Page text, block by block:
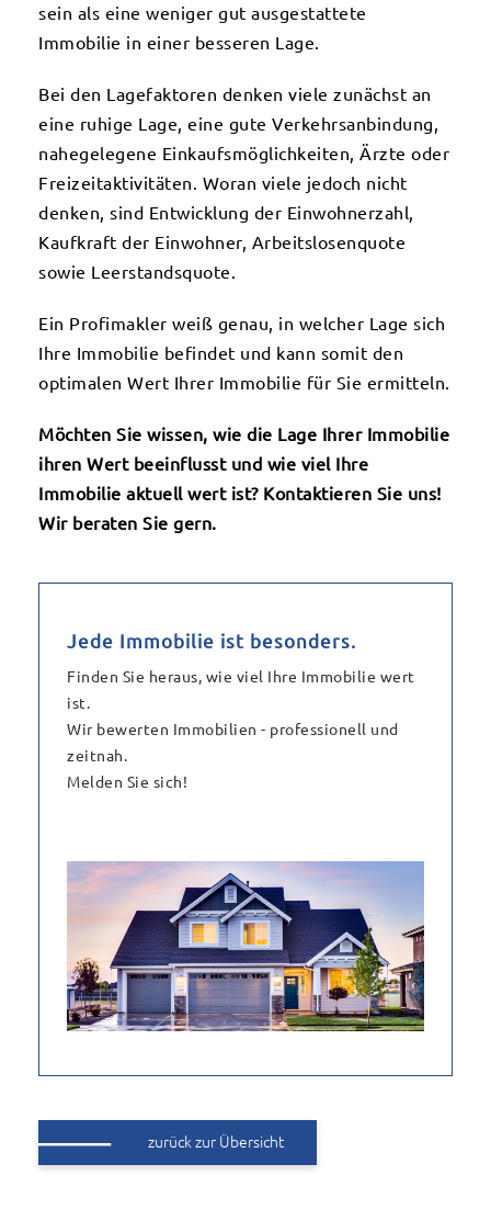
sein als eine weniger gut ausgestattete
Immobilie in einer besseren Lage.
Bei den Lagefaktoren denken viele zunächst an
eine ruhige Lage, eine gute Verkehrsanbindung,
nahegelegene Einkaufsmöglichkeiten, Ärzte oder
Freizeitaktivitäten. Woran viele jedoch nicht
denken, sind Entwicklung der Einwohnerzahl,
Kaufkraft der Einwohner, Arbeitslosenquote
sowie Leerstandsquote.
Ein Profimakler weiß genau, in welcher Lage sich
Ihre Immobilie befindet und kann somit den
optimalen Wert Ihrer Immobilie für Sie ermitteln.
Möchten Sie wissen, wie die Lage Ihrer Immobilie
ihren Wert beeinflusst und wie viel Ihre
Immobilie aktuell wert ist? Kontaktieren Sie uns!
Wir beraten Sie gern.
Jede Immobilie ist besonders.
Finden Sie heraus, wie viel Ihre Immobilie wert
ist.
Wir bewerten Immobilien - professionell und
zeitnah.
Melden Sie sich!
zurück zur Übersicht